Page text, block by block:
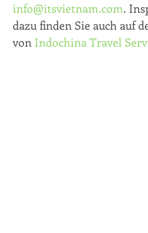
info@itsvietnam.com.
dazu finden Sie auch auf
von Indochina Travel